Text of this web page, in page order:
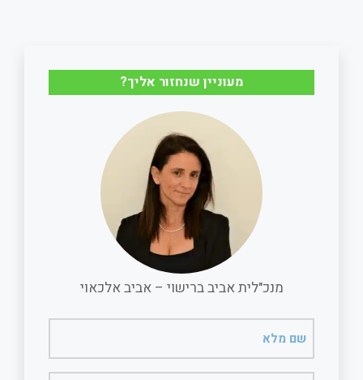
t
e
o
k
i
l
r
e
מעוניין שנחזור אליך?
מנכ"לית אביב ברישוי – אביב אלכאוי
מלא